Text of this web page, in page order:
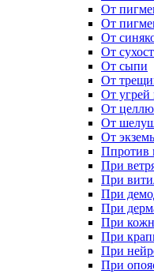
От
От
От
От
От сыпи
От
От
От
От
От
Ппротив
При
При
При
При
При
При
При
При